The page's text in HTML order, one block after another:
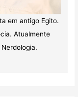
em antigo Egito.
Atualmente